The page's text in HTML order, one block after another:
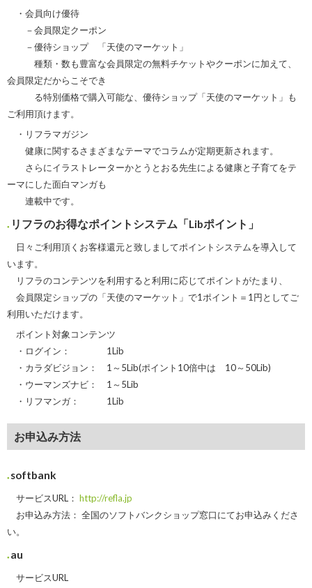
・会員向け優待
－会員限定クーポン
－優待ショップ 「天使のマーケット」
種類・数も豊富な会員限定の無料チケットやクーポンに加えて、
会員限定だからこそでき
る特別価格で購入可能な、優待ショップ「天使のマーケット」も
ご利用頂けます。
・リフラマガジン
健康に関するさまざまなテーマでコラムが定期更新されます。
さらにイラストレーターかとうとおる先生による健康と子育てをテ
ーマにした面白マンガも
連載中です。
リフラのお得なポイントシステム「Libポイント」
日々ご利用頂くお客様還元と致しましてポイントシステムを導入して
います。
リフラのコンテンツを利用すると利用に応じてポイントがたまり、
会員限定ショップの「天使のマーケット」で1ポイント＝1円としてご
利用いただけます。
ポイント対象コンテンツ
・ログイン： 1Lib
・カラダビジョン： 1～5Lib(ポイント10倍中は 10～50Lib)
・ウーマンズナビ： 1～5Lib
・リフマンガ： 1Lib
お申込み方法
softbank
サービスURL： http://refla.jp
お申込み方法： 全国のソフトバンクショップ窓口にてお申込みくださ
い。
au
サービスURL